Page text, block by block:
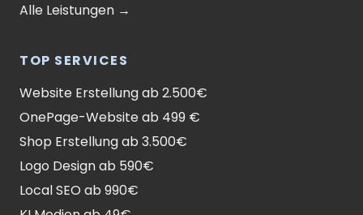
Alle Leistungen →
TOP SERVICES
Website Erstellung ab 2.500€
OnePage-Website ab 499 €
Shop Erstellung ab 3.500€
Logo Design ab 590€
Local SEO ab 990€